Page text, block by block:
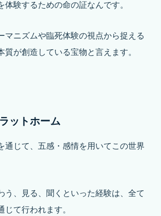
験するための命の証なんです。
マニズムや臨死体験の視点から捉える
質が創造している宝物と言えます。
ットホーム
通じて、五感・感情を用いてこの世界
う、見る、聞くといった経験は、全て
て行われます。